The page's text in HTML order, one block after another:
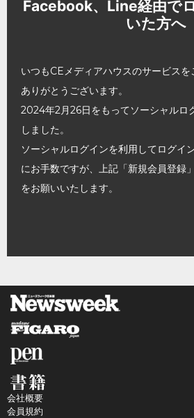
Facebook、Line経由で
いた方へ
いつもCEメディアハウスのサービス
ありがとうございます。
2024年2月26日をもってソーシャルロ
しました。
ソーシャルログインを利用してログイ
にお手数ですが、上記「新規会員登録
をお願いいたします。
会社概要
会員規約